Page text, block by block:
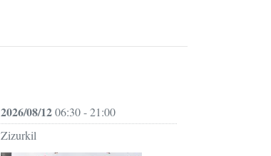
2026/08/1206:30 - 21:00
Zizurkil